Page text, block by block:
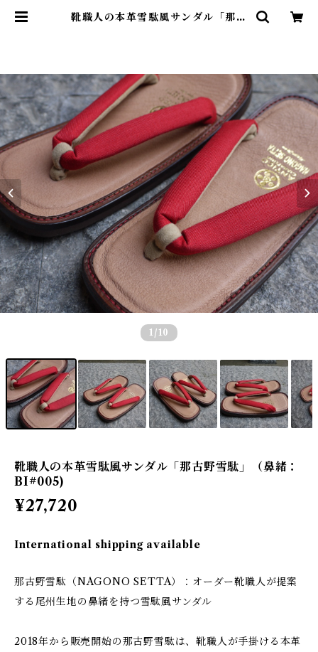
靴職人の本革雪駄風サンダル「那古
1 /10
靴職人の本革雪駄風サンダル「那古野雪駄」（鼻緒：
BI#005)
¥27,720
International shipping available
那古野雪駄（NAGONO SETTA）：オーダー靴職人が提案
する尾州生地の鼻緒を持つ雪駄風サンダル
2018年から販売開始の那古野雪駄は、靴職人が手掛ける本革